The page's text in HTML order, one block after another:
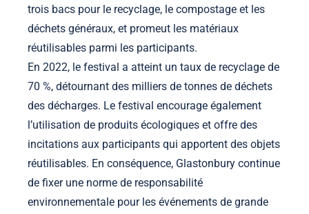
trois bacs pour le recyclage, le compostage et les
déchets généraux, et promeut les matériaux
réutilisables parmi les participants.
En 2022, le festival a atteint un taux de recyclage de
70 %, détournant des milliers de tonnes de déchets
des décharges. Le festival encourage également
l’utilisation de produits écologiques et offre des
incitations aux participants qui apportent des objets
réutilisables. En conséquence, Glastonbury continue
de fixer une norme de responsabilité
environnementale pour les événements de grande